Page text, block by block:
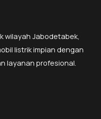
wilayah Jabodetabek,
listrik impian dengan
layanan profesional.